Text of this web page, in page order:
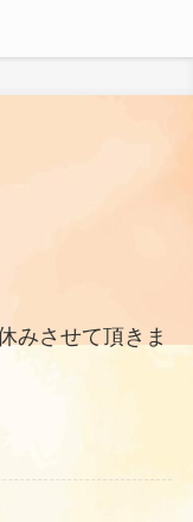
みさせて頂きま